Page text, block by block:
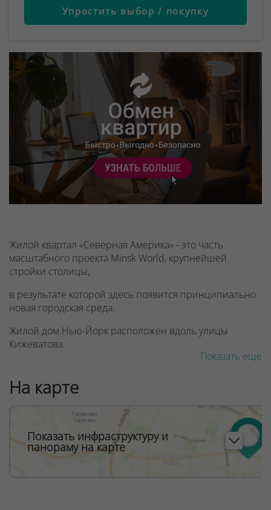
Упростить выбор / покупку
Жилой квартал «Северная Америка» - это часть
масштабного проекта Minsk World, крупнейшей
стройки столицы,
в результате которой здесь появится принципиально
новая городская среда.
Жилой дом Нью-Йорк расположен вдоль улицы
Кижеватова.
просторный и уютный внутренний двор,
спланированный по принципу парковой зоны.
ООО "Твоя столицаконсалт", УНП 190285638, лицензия
№02240/129 от 06.09.06г.
Договор на оказание риэлтерских услуг № 447/6, от
Показать еще
На карте
Показать инфраструктуру и
панораму на карте